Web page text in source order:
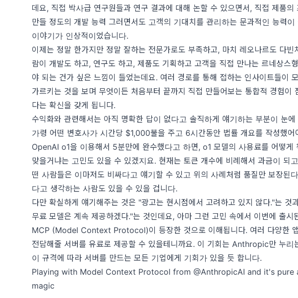
데요, 직접 박사급 연구원들과 연구 결과에 대해 논할 수 있으면서, 직접 제품의
만들 정도의 개발 능력 그러면서도 고객의 기대치를 관리하는 문과적인 능력이
이야기가 인상적이었습니다.
이제는 정말 한가지만 정말 잘하는 전문가로도 부족하고, 마치 레오나르도 다빈
람이 개발도 하고, 연구도 하고, 제품도 기획하고 고객을 직접 만나는 르네상스
야 되는 건가 싶은 느낌이 들었는데요. 여러 경로를 통해 접하는 인사이트들이
가르키는 것을 보며 무엇이든 처음부터 끝까지 직접 만들어보는 통합적 경험이
다는 확신을 갖게 됩니다.
수익화와 관련해서는 아직 명확한 답이 없다고 솔직하게 얘기하는 부분이 눈에
가령 어떤 변호사가 시간당 $1,000불을 주고 6시간동안 법률 개요를 작성했어
OpenAI o1을 이용해서 5분만에 완수했다고 하면, o1 모델의 사용료를 어떻게
맞을거냐는 고민도 있을 수 있겠지요. 현재는 토큰 개수에 비례해서 과금이 되
떤 사람들은 이마저도 비싸다고 얘기할 수 있고 위의 사례처럼 품질만 보장된
다고 생각하는 사람도 있을 수 있을 겁니다.
다만 확실하게 얘기해주는 것은 "광고는 현시점에서 고려하고 있지 않다."는 것
무료 모델은 계속 제공하겠다."는 것인데요, 아마 그런 고민 속에서 이번에 출
MCP (Model Context Protocol)이 등장한 것으로 이해됩니다. 여러 다양한
전담해줄 서버를 유료로 제공할 수 있을테니까요. 이 기회는 Anthropic만 누리
이 규격에 따라 서버를 만드는 모든 기업에게 기회가 있을 듯 합니다.
Playing with Model Context Protocol from@AnthropicAI and it's pure
magic